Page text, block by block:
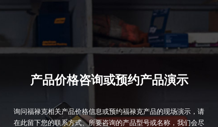
产品价格咨询或预约产品演示
询问福禄克相关产品价格信息或预约福禄克产品的现场演示，请
在此留下您的联系方式、所要咨询的产品型号或名称，我们会尽